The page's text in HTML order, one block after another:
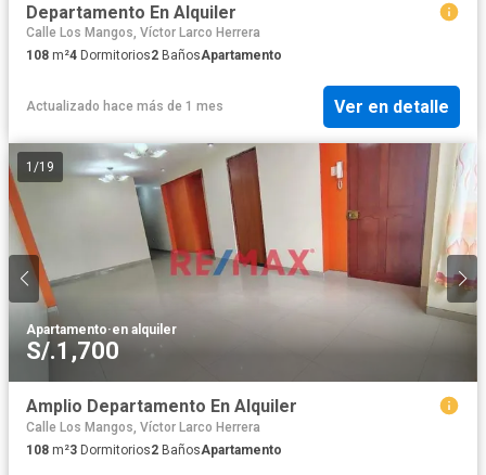
Departamento En Alquiler
Calle Los Mangos, Víctor Larco Herrera
108 m²4 Dormitorios2 BañosApartamento
Actualizado hace más de 1 mes Ver en detalle
1 /19
Apartamento·en alquiler
S/.1,700
Amplio Departamento En Alquiler
Calle Los Mangos, Víctor Larco Herrera
108 m²3 Dormitorios2 BañosApartamento